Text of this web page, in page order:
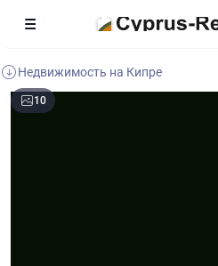
Недвижимость на Кипре
10